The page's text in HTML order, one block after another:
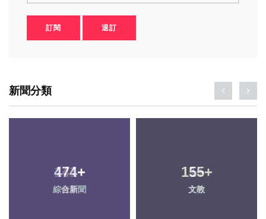
訂閱 退訂
新聞分類
474+
綜合新聞
155+
文教